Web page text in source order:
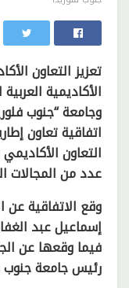
تعزيز التعاون
الأكاديمية
اتفاقية تعاون
التعاون
عدد من المجالات
وقع الاتفاقية عن
إسماعيل عبد
فيما وقعها عن
رئيس جامعة جنوب